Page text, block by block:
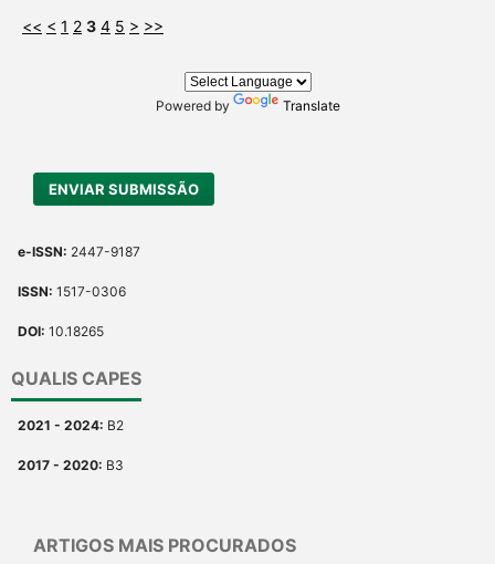
<< < 1 2 3 4 5 > >>
Powered by Translate
ENVIAR SUBMISSÃO
e-ISSN: 2447-9187
ISSN: 1517-0306
DOI: 10.18265
QUALIS CAPES
2021 - 2024: B2
2017 - 2020: B3
ARTIGOS MAIS PROCURADOS